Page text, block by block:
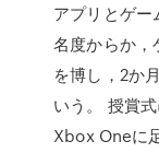
アプリとゲー
名度からか，
を博し，2か
いう。 授賞
Xbox Oneに